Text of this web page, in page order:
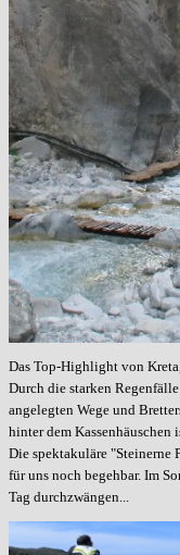
Das Top-Highlight von
Durch die starken
angelegten Wege und
hinter dem Kassenhäuschen
Die spektakuläre "Steinerne
für uns noch begehbar. Im
Tag durchzwängen...